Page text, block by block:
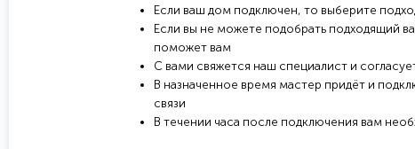
Если ваш дом подключен, то выберите
Если вы не можете подобрать подходящий
поможет вам
С вами свяжется наш специалист и
В назначенное время мастер придёт и
связи
В течении часа после подключения вам